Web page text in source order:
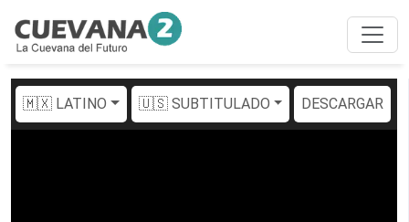
🇲🇽 LATINO 🇺🇸 SUBTITULADO DESCARGAR